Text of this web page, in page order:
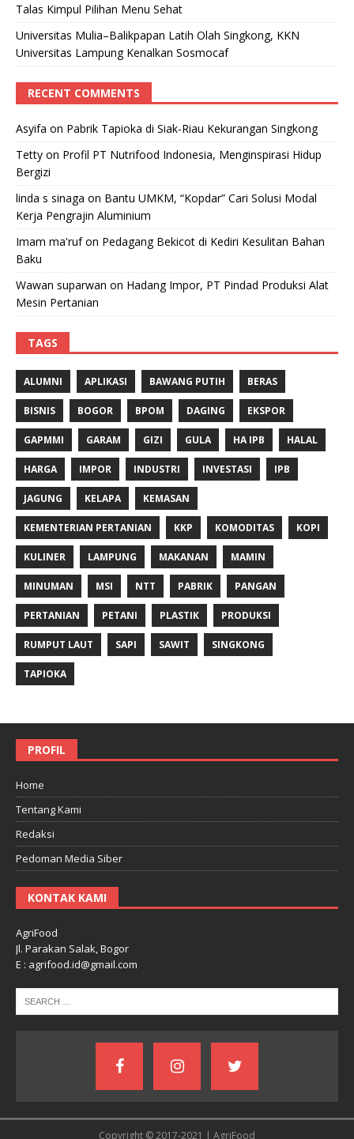
Talas Kimpul Pilihan Menu Sehat
Universitas Mulia–Balikpapan Latih Olah Singkong, KKN
Universitas Lampung Kenalkan Sosmocaf
RECENT COMMENTS
Asyifa on Pabrik Tapioka di Siak-Riau Kekurangan Singkong
Tetty on Profil PT Nutrifood Indonesia, Menginspirasi Hidup
Bergizi
linda s sinaga on Bantu UMKM, “Kopdar” Cari Solusi Modal
Kerja Pengrajin Aluminium
Imam ma'rufon Pedagang Bekicot di Kediri Kesulitan Bahan
Baku
Wawan suparwan on Hadang Impor, PT Pindad Produksi Alat
Mesin Pertanian
TAGS
ALUMNI APLIKASI BAWANG PUTIH BERAS
BISNIS BOGOR BPOM DAGING EKSPOR
GAPMMI GARAM GIZI GULA HA IPB HALAL
HARGA IMPOR INDUSTRI INVESTASI IPB
JAGUNG KELAPA KEMASAN
KEMENTERIAN PERTANIAN KKP KOMODITAS KOPI
KULINER LAMPUNG MAKANAN MAMIN
MINUMAN MSI NTT PABRIK PANGAN
PERTANIAN PETANI PLASTIK PRODUKSI
RUMPUT LAUT SAPI SAWIT SINGKONG
TAPIOKA
PROFIL
Home
Tentang Kami
Redaksi
Pedoman Media Siber
KONTAK KAMI
AgriFood
Jl. Parakan Salak, Bogor
E : agrifood.id@gmail.com
Copyright © 2017-2021 | AgriFood